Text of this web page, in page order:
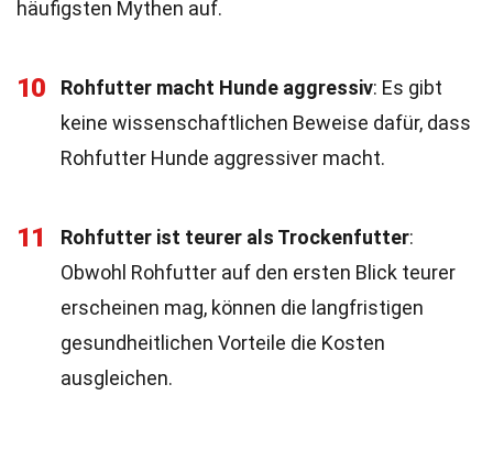
häufigsten Mythen auf.
10 Rohfutter macht Hunde aggressiv: Es gibt
keine wissenschaftlichen Beweise dafür, dass
Rohfutter Hunde aggressiver macht.
11 Rohfutter ist teurer als Trockenfutter:
Obwohl Rohfutter auf den ersten Blick teurer
erscheinen mag, können die langfristigen
gesundheitlichen Vorteile die Kosten
ausgleichen.